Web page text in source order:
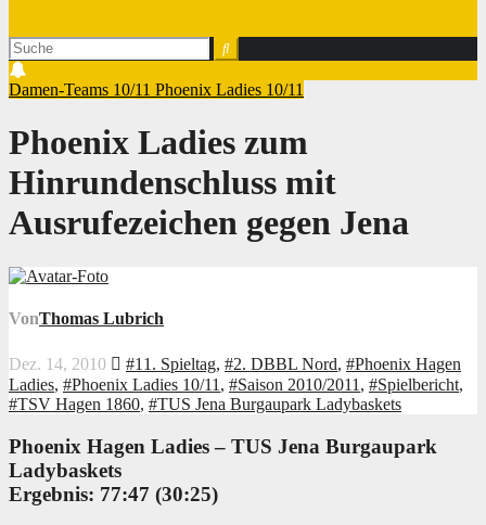
Damen-Teams 10/11 Phoenix Ladies 10/11
Phoenix Ladies zum
Hinrundenschluss mit
Ausrufezeichen gegen Jena
VonThomas Lubrich
Dez. 14, 2010 #11. Spieltag, #2. DBBL Nord, #Phoenix Hagen
Ladies, #Phoenix Ladies 10/11, #Saison 2010/2011, #Spielbericht,
#TSV Hagen 1860, #TUS Jena Burgaupark Ladybaskets
Phoenix Hagen Ladies – TUS Jena Burgaupark
Ladybaskets
Ergebnis: 77:47 (30:25)